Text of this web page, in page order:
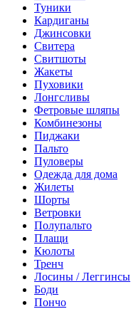
Туники
Кардиганы
Джинсовки
Свитера
Свитшоты
Жакеты
Пуховики
Лонгсливы
Фетровые шляпы
Комбинезоны
Пиджаки
Пальто
Пуловеры
Одежда для дома
Жилеты
Шорты
Ветровки
Полупальто
Плащи
Кюлоты
Тренч
Лосины / Леггинсы
Боди
Пончо